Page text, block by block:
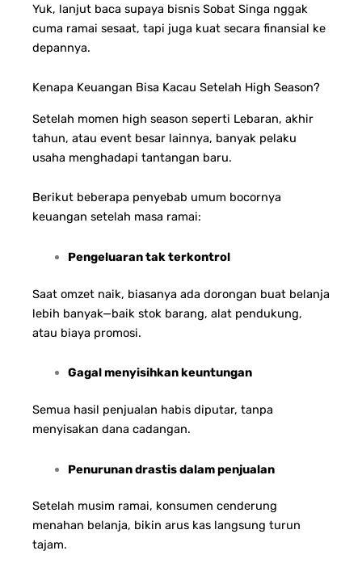
Yuk, lanjut baca supaya bisnis Sobat Singa nggak
cuma ramai sesaat, tapi juga kuat secara finansial ke
depannya.
Kenapa Keuangan Bisa Kacau Setelah High Season?
Setelah momen high season seperti Lebaran, akhir
tahun, atau event besar lainnya, banyak pelaku
usaha menghadapi tantangan baru.
Berikut beberapa penyebab umum bocornya
keuangan setelah masa ramai:
Pengeluaran tak terkontrol
Saat omzet naik, biasanya ada dorongan buat belanja
lebih banyak—baik stok barang, alat pendukung,
atau biaya promosi.
Gagal menyisihkan keuntungan
Semua hasil penjualan habis diputar, tanpa
menyisakan dana cadangan.
Penurunan drastis dalam penjualan
Setelah musim ramai, konsumen cenderung
menahan belanja, bikin arus kas langsung turun
tajam.